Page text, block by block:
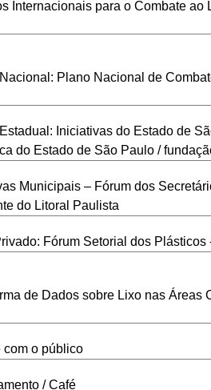
Internacionais para o Combate ao
Plano Nacional de
Iniciativas do Estado de
do Estado de São Paulo /
Municipais – Fórum dos
do Litoral Paulista
Fórum Setorial dos Plásticos
de Dados sobre Lixo nas Áreas
com o público
/ Café